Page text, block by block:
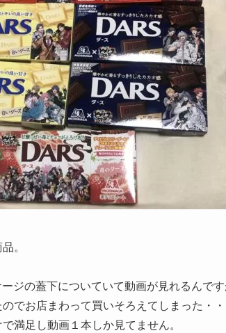
。
ジの蓋下についていて動画が見れるんで
でお店まわって買いそろえてしまった・・
満足し動画１本しか見てません。